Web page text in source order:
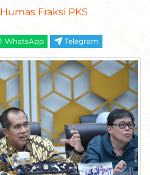
Humas Fraksi PKS
WhatsApp Telegram